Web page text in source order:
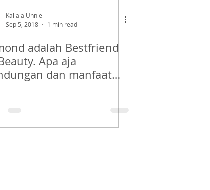
Kallala Unnie
Sep 5, 2018
1 min read
adalah Bestfriend
Apa aja
dan manfaat